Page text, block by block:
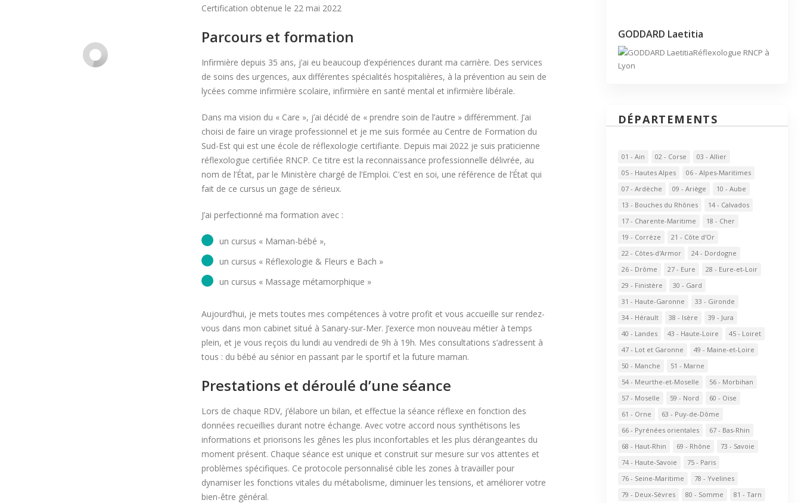
Certification obtenue le 22 mai 2022
Parcours et formation
Infirmière depuis 35 ans, j’ai eu beaucoup d’expériences durant ma carrière. Des services
de soins des urgences, aux différentes spécialités hospitalières, à la prévention au sein de
lycées comme infirmière scolaire, infirmière en santé mental et infirmière libérale.
Dans ma vision du « Care », j’ai décidé de « prendre soin de l’autre » différemment. J’ai
choisi de faire un virage professionnel et je me suis formée au Centre de Formation du
Sud-Est qui est une école de réflexologie certifiante. Depuis mai 2022 je suis praticienne
réflexologue certifiée RNCP. Ce titre est la reconnaissance professionnelle délivrée, au
nom de l’État, par le Ministère chargé de l’Emploi. C’est en soi, une référence de l’État qui
fait de ce cursus un gage de sérieux.
J’ai perfectionné ma formation avec :
un cursus « Maman-bébé »,
un cursus « Réflexologie & Fleurs e Bach »
un cursus « Massage métamorphique »
Aujourd’hui, je mets toutes mes compétences à votre profit et vous accueille sur rendez-
vous dans mon cabinet situé à Sanary-sur-Mer. J’exerce mon nouveau métier à temps
plein, et je vous reçois du lundi au vendredi de 9h à 19h. Mes consultations s’adressent à
tous : du bébé au sénior en passant par le sportif et la future maman.
Prestations et déroulé d’une séance
Lors de chaque RDV, j’élabore un bilan, et effectue la séance réflexe en fonction des
données recueillies durant notre échange. Avec votre accord nous synthétisons les
informations et priorisons les gênes les plus inconfortables et les plus dérangeantes du
moment présent. Chaque séance est unique et construit sur mesure sur vos attentes et
problèmes spécifiques. Ce protocole personnalisé cible les zones à travailler pour
dynamiser les fonctions vitales du métabolisme, diminuer les tensions, et améliorer votre
bien-être général.
GODDARD Laetitia
Réflexologue RNCP à
Lyon
DÉPARTEMENTS
01 - Ain 02 - Corse
03 - Allier
05 - Hautes Alpes
06 - Alpes-Maritimes
07 - Ardèche
09 - Ariège
10 - Aube
13 - Bouches du Rhônes
14 - Calvados
17 - Charente-Maritime
18 - Cher
19 - Corrèze
21 - Côte d'Or
22 - Côtes-d'Armor
24 - Dordogne
26 - Drôme
27 - Eure
28 - Eure-et-Loir
29 - Finistère
30 - Gard
31 - Haute-Garonne
33 - Gironde
34 - Hérault
38 - Isère
39 - Jura
40 - Landes
43 - Haute-Loire
45 - Loiret
47 - Lot et Garonne
49 - Maine-et-Loire
50 - Manche
51 - Marne
54 - Meurthe-et-Moselle
56 - Morbihan
57 - Moselle
59 - Nord
60 - Oise
61 - Orne
63 - Puy-de-Dôme
66 - Pyrénées orientales
67 - Bas-Rhin
68 - Haut-Rhin
69 - Rhône
73 - Savoie
74 - Haute-Savoie
75 - Paris
76 - Seine-Maritime
78 - Yvelines
79 - Deux-Sèvres
80 - Somme
81 - Tarn